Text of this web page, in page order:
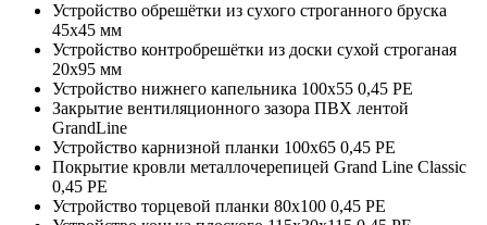
Устройство обрешётки из сухого строганного бруска
45х45 мм
Устройство контробрешётки из доски сухой строганая
20х95 мм
Устройство нижнего капельника 100х55 0,45 PE
Закрытие вентиляционного зазора ПВХ лентой
GrandLine
Устройство карнизной планки 100х65 0,45 PE
Покрытие кровли металлочерепицей Grand Line Classic
0,45 PE
Устройство торцевой планки 80х100 0,45 PE